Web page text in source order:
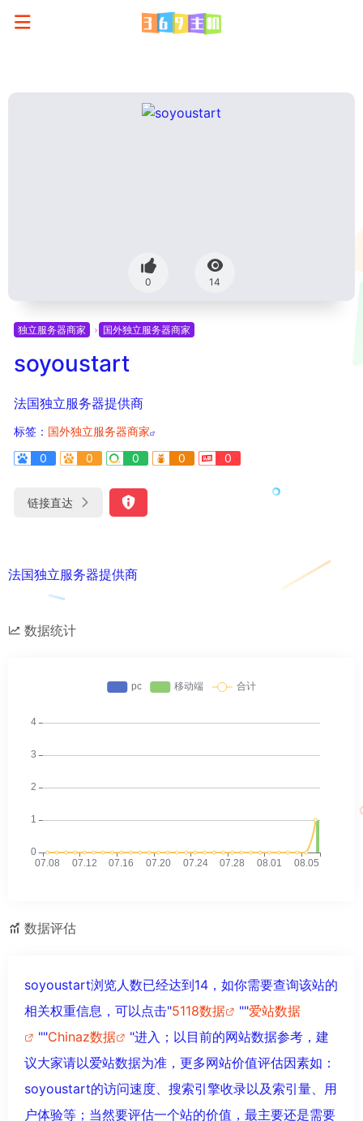
0 14
独立服务器商家 国外独立服务器商家
soyoustart
法国独立服务器提供商
标签： 国外独立服务器商家
0
0 0 0 0
链接直达
法国独立服务器提供商
数据统计
数据评估
soyoustart浏览人数已经达到14，如你需要查询该站的
相关权重信息，可以点击"5118数据 ""爱站数据
""Chinaz数据
"进入；以目前的网站数据参考，建
议大家请以爱站数据为准，更多网站价值评估因素如：
soyoustart的访问速度、搜索引擎收录以及索引量、用
户体验等；当然要评估一个站的价值，最主要还是需要